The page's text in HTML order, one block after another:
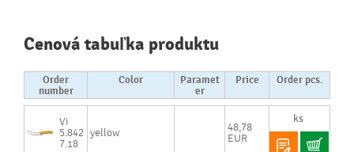
Cenová tabuľka produktu
Order
number
Color
Paramet
er
Price Order pcs.
Vi
5.842
7.18
yellow
48,78
EUR